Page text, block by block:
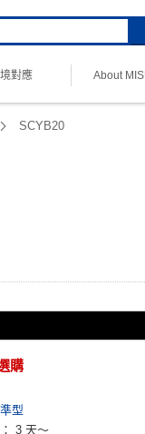
對應 About
SCYB20
購
型
3 天～